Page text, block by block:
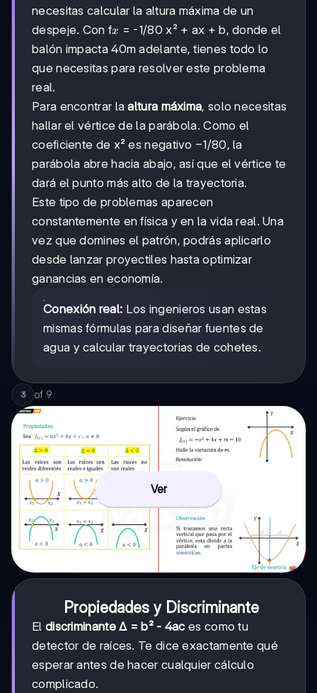
necesitas calcular la altura máxima de un
despeje. Con fx
x = -1/80 x² + ax + b, donde el
balón impacta 40m adelante, tienes todo lo
que necesitas para resolver este problema
real.
Para encontrar laaltura máxima, solo necesitas
hallar el vértice de la parábola. Como el
coeficiente de x² es negativo -1/80
−1/80, la
parábola abre hacia abajo, así que el vértice te
dará el punto más alto de la trayectoria.
Este tipo de problemas aparecen
constantemente en física y en la vida real. Una
vez que domines el patrón, podrás aplicarlo
desde lanzar proyectiles hasta optimizar
ganancias en economía.
Conexión real: Los ingenieros usan estas
mismas fórmulas para diseñar fuentes de
agua y calcular trayectorias de cohetes.
3 of 9
Ver
Propiedades y Discriminante
El discriminante Δ = b² - 4ac es como tu
detector de raíces. Te dice exactamente qué
esperar antes de hacer cualquier cálculo
complicado.